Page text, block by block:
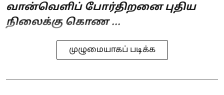
வான்வெளிப் போர்திறனை புதிய
நிலைக்கு கொண ...
முழுமையாகப் படிக்க